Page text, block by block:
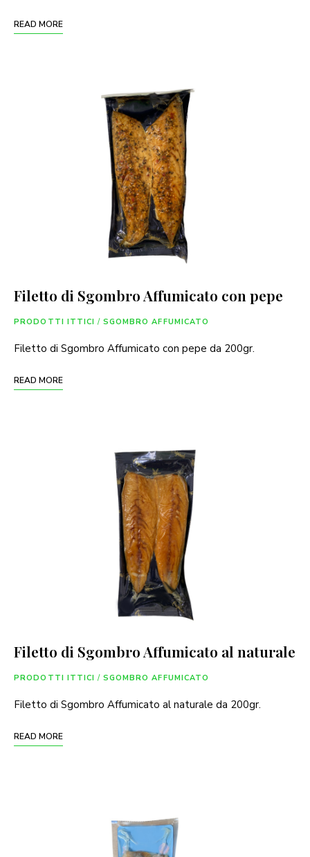
READ MORE
Filetto di Sgombro Affumicato con pepe
PRODOTTI ITTICI / SGOMBRO AFFUMICATO
Filetto di Sgombro Affumicato con pepe da 200gr.
READ MORE
Filetto di Sgombro Affumicato al naturale
PRODOTTI ITTICI / SGOMBRO AFFUMICATO
Filetto di Sgombro Affumicato al naturale da 200gr.
READ MORE